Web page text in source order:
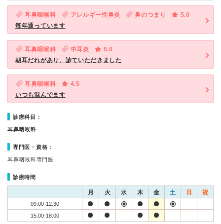
耳鼻咽喉科 アレルギー性鼻炎 鼻のつまり
5.0
毎年通っています
耳鼻咽喉科 中耳炎
5.0
朝耳だれがあり、診ていただきました
耳鼻咽喉科
4.5
いつも混んでます
診療科目：
耳鼻咽喉科
専門医・資格：
耳鼻咽喉科専門医
診療時間
月 火 水 木 金 土 日 祝
09:00-12:30
15:00-18:00